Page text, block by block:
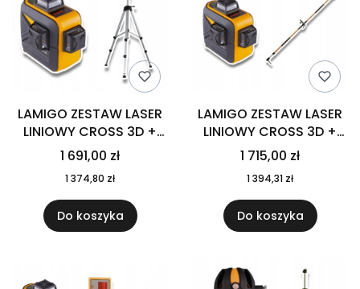
LAMIGO ZESTAW LASER
LINIOWY CROSS 3D +
STL180T
1 691,00 zł
1 374,80 zł
Do koszyka
LAMIGO ZESTAW LASER
LINIOWY CROSS 3D +
KR-34
1 715,00 zł
1 394,31 zł
Do koszyka